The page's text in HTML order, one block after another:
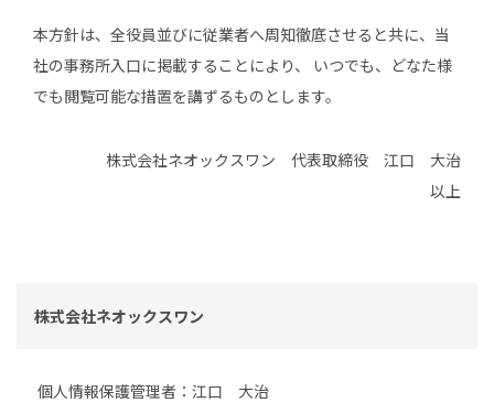
本方針は、全役員並びに従業者へ周知徹底させると共に、当
社の事務所入口に掲載することにより、 いつでも、どなた様
でも閲覧可能な措置を講ずるものとします。
株式会社ネオックスワン 代表取締役 江口 大治
以上
株式会社ネオックスワン
個人情報保護管理者：江口 大治